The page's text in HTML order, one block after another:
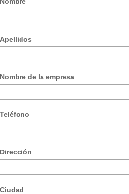
Apellidos
Nombre de la empresa
Teléfono
Dirección
Ciudad